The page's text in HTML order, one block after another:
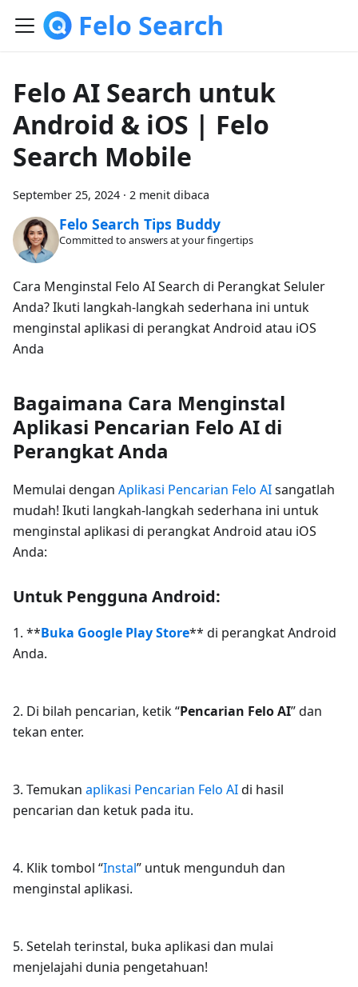
Felo Search
Felo AI Search untuk
Android & iOS | Felo
Search Mobile
September 25, 2024 · 2 menit dibaca
Felo Search Tips Buddy
Committed to answers at your fingertips
Cara Menginstal Felo AI Search di Perangkat Seluler
Anda? Ikuti langkah-langkah sederhana ini untuk
menginstal aplikasi di perangkat Android atau iOS
Anda
Bagaimana Cara Menginstal
Aplikasi Pencarian Felo AI di
Perangkat Anda
Memulai dengan Aplikasi Pencarian Felo AIsangatlah
mudah! Ikuti langkah-langkah sederhana ini untuk
menginstal aplikasi di perangkat Android atau iOS
Anda:
Untuk Pengguna Android:
1. **Buka Google Play Store** di perangkat Android
Anda.
2. Di bilah pencarian, ketik “Pencarian Felo AI” dan
tekan enter.
3. Temukan aplikasi Pencarian Felo AIdi hasil
pencarian dan ketuk pada itu.
4. Klik tombol “Instal” untuk mengunduh dan
menginstal aplikasi.
5. Setelah terinstal, buka aplikasi dan mulai
menjelajahi dunia pengetahuan!